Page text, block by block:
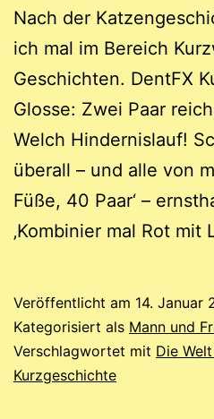
Nach der
ich mal im Bereich
Geschichten. DentFX
Glosse: Zwei Paar
Welch Hindernislauf!
überall – und alle von
Füße, 40 Paar‘ –
‚Kombinier mal Rot mit
Veröffentlicht am 14. Januar
Kategorisiert als Mann und
Verschlagwortet mit Die
Kurzgeschichte